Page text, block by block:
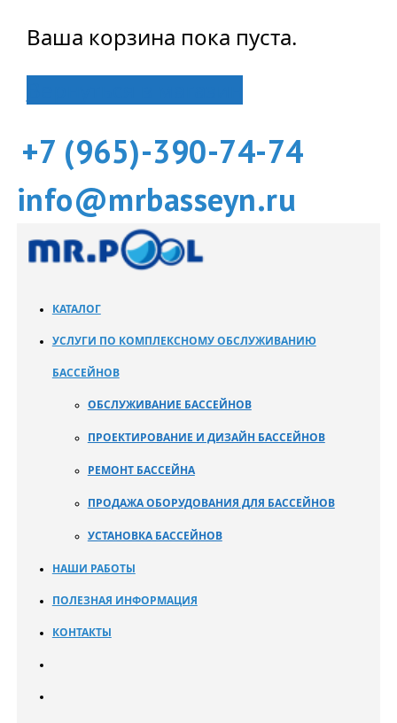
Ваша корзина пока пуста.
+7 (965)-390-74-74
info@mrbasseyn.ru
КАТАЛОГ
УСЛУГИ ПО КОМПЛЕКСНОМУ ОБСЛУЖИВАНИЮ
БАССЕЙНОВ
ОБСЛУЖИВАНИЕ БАССЕЙНОВ
ПРОЕКТИРОВАНИЕ И ДИЗАЙН БАССЕЙНОВ
РЕМОНТ БАССЕЙНА
ПРОДАЖА ОБОРУДОВАНИЯ ДЛЯ БАССЕЙНОВ
УСТАНОВКА БАССЕЙНОВ
НАШИ РАБОТЫ
ПОЛЕЗНАЯ ИНФОРМАЦИЯ
КОНТАКТЫ